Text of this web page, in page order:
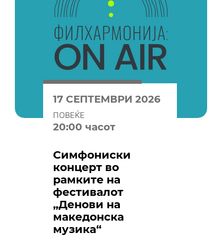
17 СЕПТЕМВРИ 2026
ПОВЕЌЕ
20:00 часот
Симфониски
концерт во
рамките на
фестивалот
„Денови на
македонска
музика“